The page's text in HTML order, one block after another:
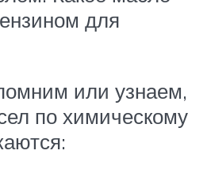
для
или узнаем,
по химическому